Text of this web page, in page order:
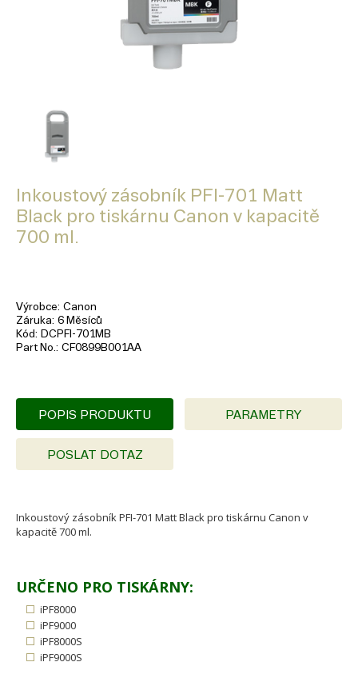
Inkoustový zásobník PFI-701 Matt
Black pro tiskárnu Canon v kapacitě
700 ml.
Výrobce Canon
Záruka 6 Měsíců
Kód
DCPFI-701MB
Part No. CF0899B001AA
POPIS PRODUKTU PARAMETRY
POSLAT DOTAZ
Inkoustový zásobník PFI-701 Matt Black pro tiskárnu Canon v
kapacitě 700 ml.
URČENO PRO TISKÁRNY:
iPF8000
iPF9000
iPF8000S
iPF9000S